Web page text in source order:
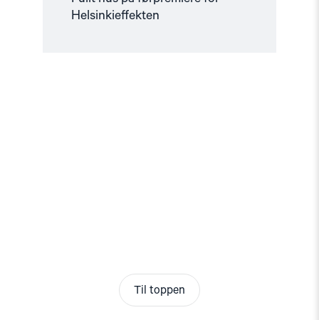
Helsinkieffekten
Til toppen